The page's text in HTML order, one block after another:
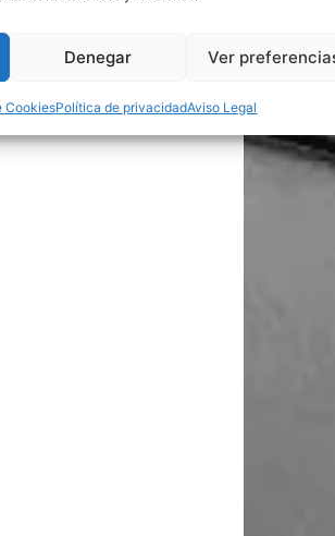
Denegar Ver
CookiesPolítica de privacidadAviso Legal